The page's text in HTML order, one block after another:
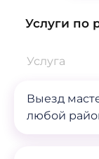
Услуги по
Услуга
Выезд
любой